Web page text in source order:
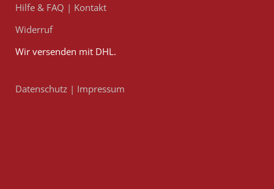
Hilfe & FAQ | Kontakt
Widerruf
Wir versenden mit DHL.
Datenschutz | Impressum